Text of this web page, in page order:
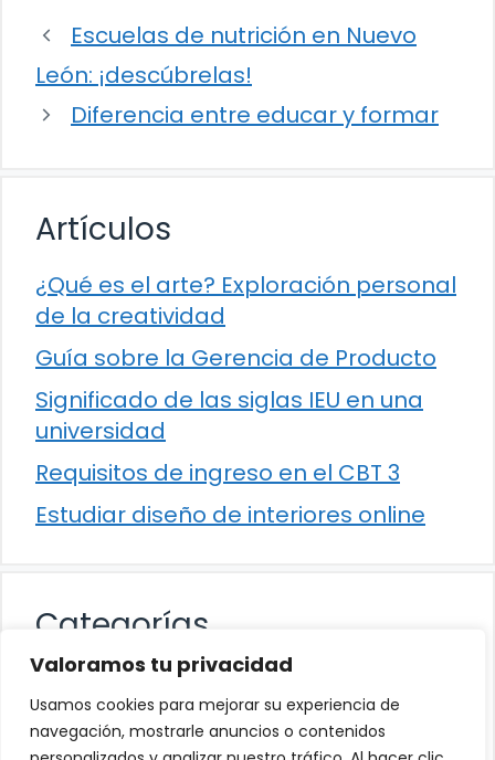
Valoramos tu privacidad
Usamos cookies para mejorar su experiencia de
navegación, mostrarle anuncios o contenidos
Escuelas de nutrición en Nuevo
León: ¡descúbrelas!
Diferencia entre educar y formar
Artículos
¿Qué es el arte? Exploración personal
de la creatividad
Guía sobre la Gerencia de Producto
Significado de las siglas IEU en una
universidad
Requisitos de ingreso en el CBT 3
Estudiar diseño de interiores online
Categorías
Cultura
Educación